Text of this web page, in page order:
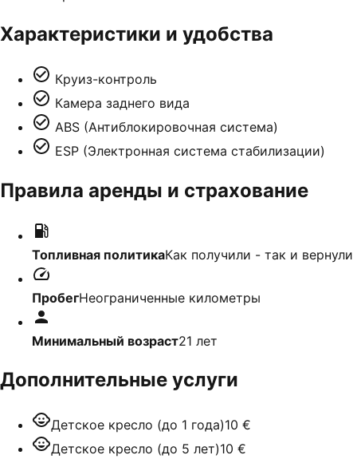
Характеристики и удобства
Круиз-контроль
Камера заднего вида
ABS (Антиблокировочная система)
ESP (Электронная система стабилизации)
Правила аренды и страхование
Топливная политикаКак получили - так и вернули
ПробегНеограниченные километры
Минимальный возраст21 лет
Дополнительные услуги
Детское кресло (до 1 года)10 €
Детское кресло (до 5 лет)10 €